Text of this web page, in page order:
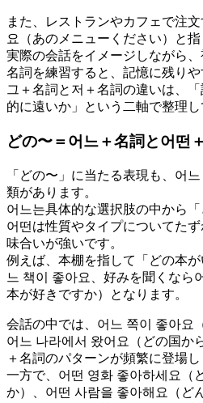
また、レストランやカフェで注
요（あのメニューください）と指
実際の会話をイメージしながら
名詞を練習すると、記憶に残りや
그＋名詞と저＋名詞の違いは、
的に遠いか」という二軸で整理し
どの〜＝어느＋名詞と어떤
「どの〜」に当たる表現も、어
類があります。
어느는具体的な選択肢の中から「
어떤は性質やタイプについてた
味合いが強いです。
例えば、本棚を指して「どの本
느 책이 좋아요、好みを聞くなら
本が好きですか）となります。
会話の中では、어느 쪽이 좋아요
어느 나라에서 왔어요（どの国か
＋名詞のパターンが頻繁に登場し
一方で、어떤 영화 좋아하세요（
か）、어떤 사람을 좋아해요（ど